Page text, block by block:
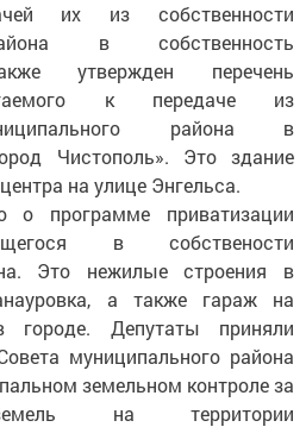
их из собственности
в собственность
утвержден перечень
к передаче из
района в
Чистополь». Это здание
на улице Энгельса.
о программе приватизации
в собствености
Это нежилые строения в
а также гараж на
городе. Депутаты приняли
муниципального района
земельном контроле за
на территории